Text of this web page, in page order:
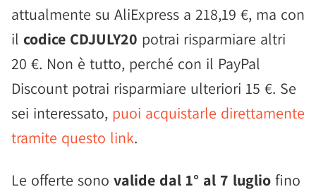
attualmente su AliExpress a 218,19 €, ma con
il codice CDJULY20 potrai risparmiare altri
20 €. Non è tutto, perché con il PayPal
Discount potrai risparmiare ulteriori 15 €. Se
sei interessato, puoi acquistarle direttamente
tramite questo link.
Le offerte sono valide dal 1° al 7 luglio fino